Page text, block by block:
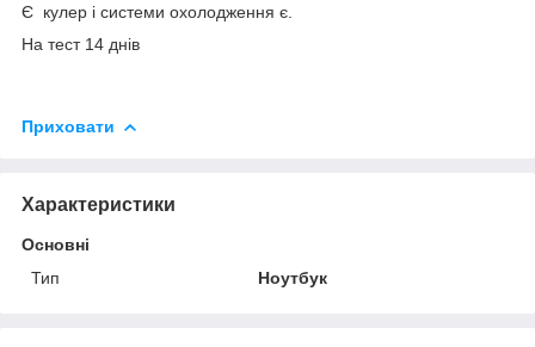
Є кулер і системи охолодження є.
На тест 14 днів
Приховати
Характеристики
Основні
Тип
Ноутбук